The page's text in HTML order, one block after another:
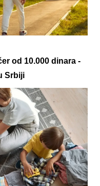
od 10.000 dinara -
Srbiji